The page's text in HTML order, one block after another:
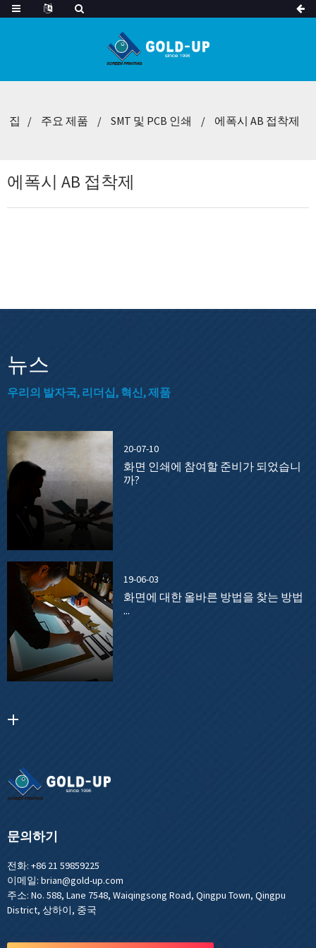
집 주요 제품 SMT 및 PCB 인쇄 에폭시 AB 접착제
에폭시 AB 접착제
뉴스
우리의 발자국, 리더십, 혁신, 제품
20-07-10
화면 인쇄에 참여할 준비가 되었습니
까?
19-06-03
화면에 대한 올바른 방법을 찾는 방법
...
문의하기
전화: +86 21 59859225
이메일: brian@gold-up.com
주소: No. 588, Lane 7548, Waiqingsong Road, Qingpu Town, Qingpu
District, 상하이, 중국